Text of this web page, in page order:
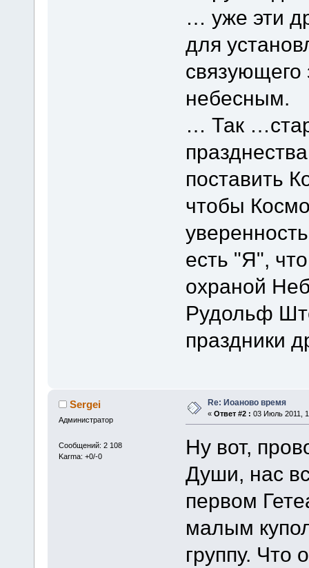
… уже эти
для
небесным.
… Так
поставить
чтобы
есть "Я",
охраной
Рудольф
праздники
Sergei
Администратор
Сообщений: 2 108
Karma: +0/-0
Re: Иоаново время
« Ответ #2 : 03 Июль 2011,
Ну вот,
Души, нас
первом
малым
группу. Что